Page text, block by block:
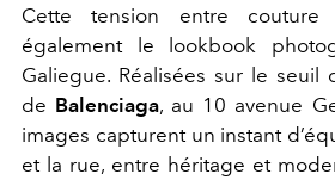
Cette tension entre
également le lookbook
Galiegue. Réalisées sur le seuil
de Balenciaga, au 10 avenue
images capturent un instant
et la rue, entre héritage et